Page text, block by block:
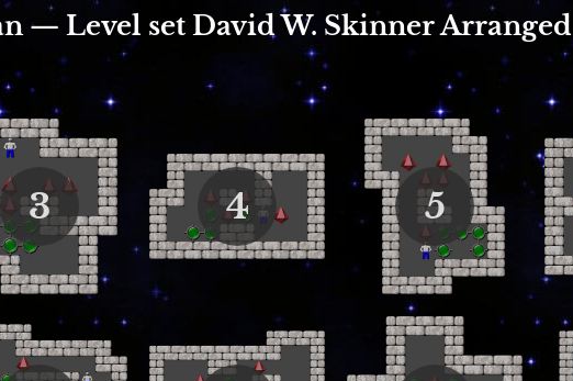
— Level set David W. Skinner Arranged
3 4 5